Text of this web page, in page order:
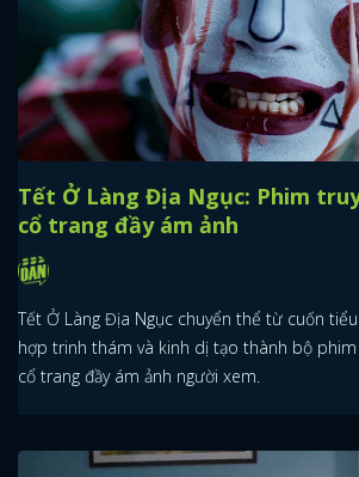
Tết Ở Làng Địa Ngục: Phim
cổ trang đầy ám ảnh
Tết Ở Làng Địa Ngục chuyển thể từ cuốn
hợp trinh thám và kinh dị tạo thành bộ
cổ trang đầy ám ảnh người xem.